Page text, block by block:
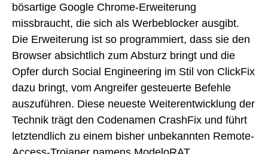
bösartige Google Chrome-Erweiterung
missbraucht, die sich als Werbeblocker ausgibt.
Die Erweiterung ist so programmiert, dass sie den
Browser absichtlich zum Absturz bringt und die
Opfer durch Social Engineering im Stil von ClickFix
dazu bringt, vom Angreifer gesteuerte Befehle
auszuführen. Diese neueste Weiterentwicklung der
Technik trägt den Codenamen CrashFix und führt
letztendlich zu einem bisher unbekannten Remote-